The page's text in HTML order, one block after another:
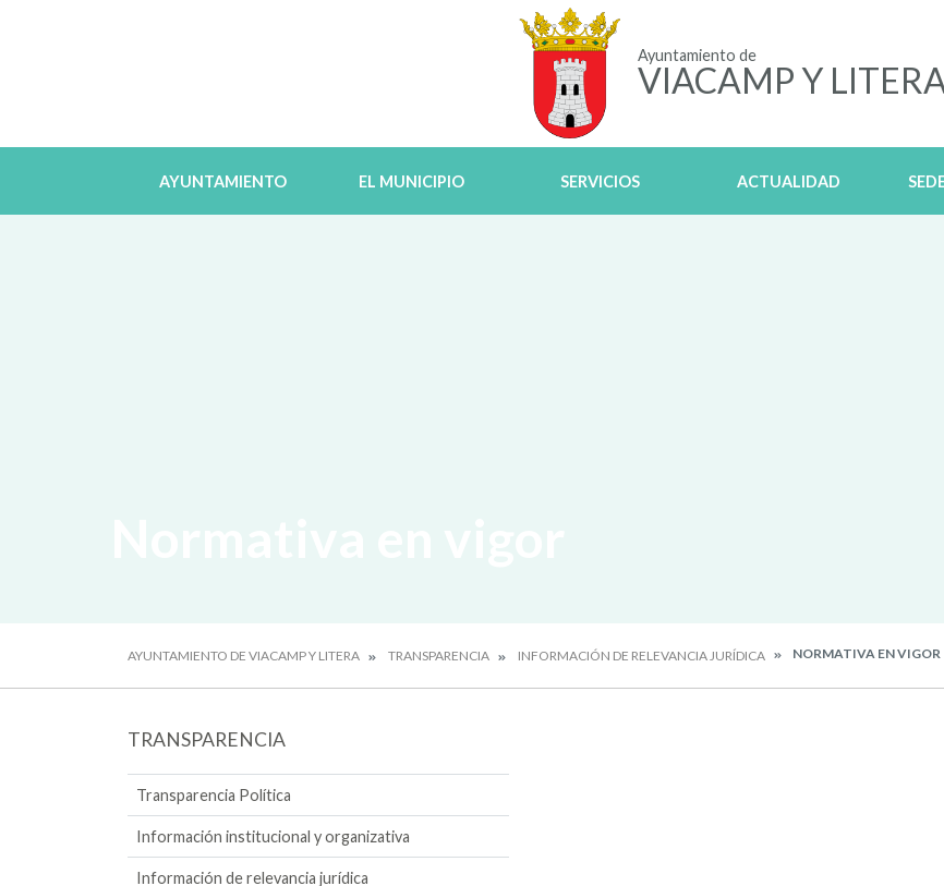
Ayuntamiento de
VIACAMP Y
AYUNTAMIENTO EL MUNICIPIO SERVICIOS ACTUALIDAD
AYUNTAMIENTO DE VIACAMP Y LITERA TRANSPARENCIA INFORMACIÓN DE RELEVANCIA JURÍDICA NORMATIVA EN VIGOR
TRANSPARENCIA
Transparencia Política
Información institucional y organizativa
Información de relevancia jurídica